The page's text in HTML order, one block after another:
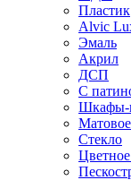
Пластик
Alvic
Эмаль
Акрил
ДСП
С
Шкафы-
Стекло